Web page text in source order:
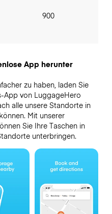
900
App herunter
zu haben, laden Sie
App von LuggageHero
alle unsere Standorte in
Mit unserer
Sie Ihre Taschen in
unterbringen.